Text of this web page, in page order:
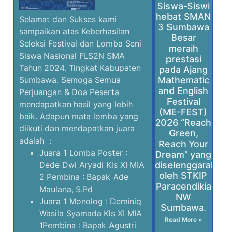
Selamat dan Sukses kami
sampaikan atas Keberhasilan
Seleksi Festival dan Lomba Seni
Siswa Nasional FLS2N SMA
Tahun 2024. Tingkat Kabupaten
Sumbawa. Semoga Semua
Perjuangan & Doa Peserta
mendapatkan hasil yang lebih
baik. Adapun mata lomba yang
diikuti dan mendapatkan juara
adalah :
Juara 1 Lomba Poster :
Dede Dwi Aryadi Kls XI MIA
2 Pembina : Bapak Ade
Maulana, S.Pd
Juara 1 Monolog : Deminiq
Wasila Syamada Kls XI MIA
1Pembina : Bapak Agustri
Siswa-Siswi
hebat SMAN
3 Sumbawa
Besar
meraih
prestasi
pada Ajang
Mathematic
and English
Festival
(ME-FEST)
2026 “Reach
Green,
Reach Your
Dream” yang
oleh STKIP
Paracendikia
NW
Sumbawa.
Read More »